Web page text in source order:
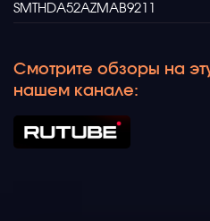
SMTHDA52AZMAB9211
Смотрите обзоры на
нашем канале: